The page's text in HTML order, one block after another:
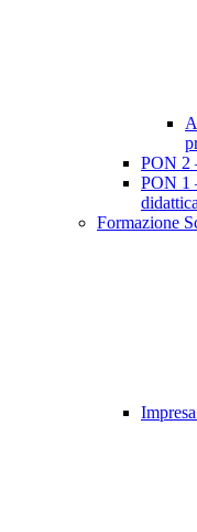
PON 2
PON 1
didattica
Formazione